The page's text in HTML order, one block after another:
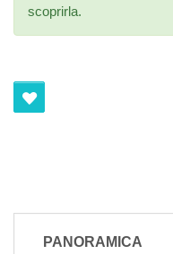
scoprirla.
PANORAMICA